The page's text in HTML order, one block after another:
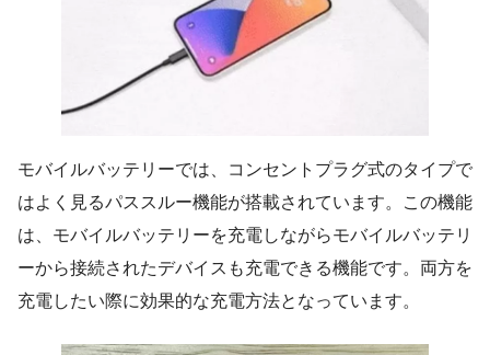
モバイルバッテリーでは、コンセントプラグ式のタイプで
はよく見るパススルー機能が搭載されています。この機能
は、モバイルバッテリーを充電しながらモバイルバッテリ
ーから接続されたデバイスも充電できる機能です。両方を
充電したい際に効果的な充電方法となっています。